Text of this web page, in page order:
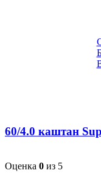
60/4.0 каштан
Оценка 0 из 5